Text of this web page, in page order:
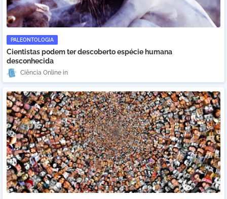
PALEONTOLOGIA
Cientistas podem ter descoberto espécie humana
desconhecida
Ciência Online